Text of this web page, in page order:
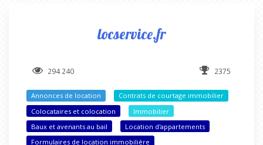
locservice.fr
294 240 2375
Annonces de location
Contrats de courtage immobilier
Colocataires et colocation
Immobilier
Baux et avenants au bail
Location d'appartements
Formulaires de location immobilière